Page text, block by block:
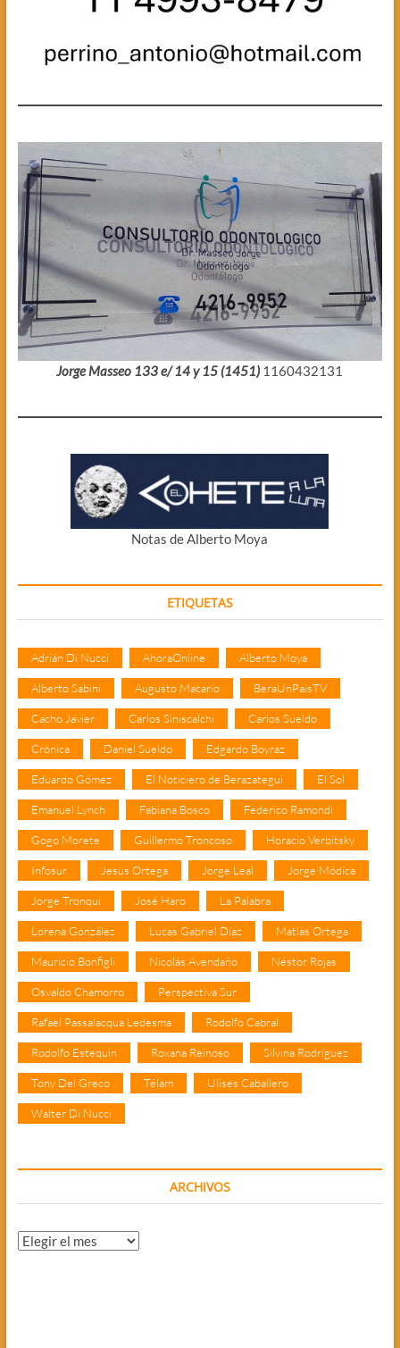
Jorge Masseo 133 e/ 14 y 15 (1451) 1160432131
Notas de Alberto Moya
ETIQUETAS
Adrián Di Nucci AhoraOnline Alberto Moya
Alberto Sabini Augusto Macario BeraUnPaisTV
Cacho Javier Carlos Siniscalchi Carlos Sueldo
Crónica Daniel Sueldo Edgardo Boyraz
Eduardo Gómez El Noticiero de Berazategui El Sol
Emanuel Lynch Fabiana Bosco Federico Ramondi
Gogo Morete Guillermo Troncoso Horacio Verbitsky
Infosur Jesús Ortega Jorge Leal Jorge Módica
Jorge Tronqui José Haro La Palabra
Lorena González Lucas Gabriel Díaz Matías Ortega
Mauricio Bonfigli Nicolás Avendaño Néstor Rojas
Osvaldo Chamorro Perspectiva Sur
Rafael Passalacqua Ledesma Rodolfo Cabral
Rodolfo Estequin Roxana Reinoso Silvina Rodríguez
Tony Del Greco Télam Ulises Caballero
Walter Di Nucci
ARCHIVOS
Archivos